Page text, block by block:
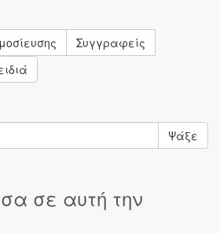
Συγγραφείς
Ψάξε
σε αυτή την